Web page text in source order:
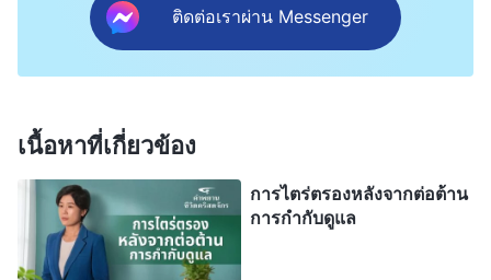
ลวง ฉันวิตกมากขึ้นทุกที แต่ฉันยังขาดความกล้าที่จะ
พูดความจริง ฉันตกลงใจอย่างเงียบๆ ว่า “ฉันจำเป็น
ของฉันในวันนี้”
เมื่อฉันกลับไปที่คริสตจักร ฉันตรงไปพบกับมัคนายก
และผู้นำกลุ่ม มอบการสามัคคีธรรมอย่างละเอียดด้วย
ตัวเอง และให้พวกเขาเริ่มในทันที จากนั้นฉันก็ขี่
ติดต่อเราผ่าน Messenger
เนื้อหาที่เกี่ยวข้อง
การไตร่ตรองหลังจากต่อต้าน
การกำกับดูแล